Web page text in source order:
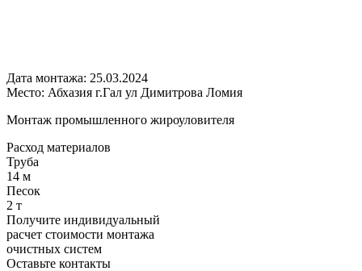
Дата монтажа: 25.03.2024
Место: Абхазия г.Гал ул Димитрова Ломия
Монтаж промышленного жироуловителя
Расход материалов
Труба
14 м
Песок
2 т
Получите индивидуальный
расчет стоимости монтажа
очистных систем
Оставьте контакты